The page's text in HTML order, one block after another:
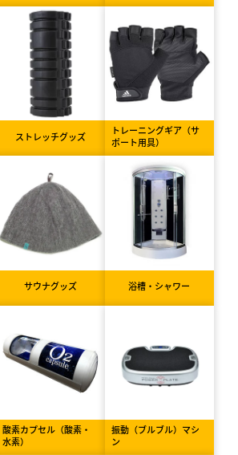
ストレッチグッズ
トレーニングギア（サ
ポート用具）
サウナグッズ 浴槽・シャワー
酸素カプセル（酸素・
水素）
振動（ブルブル）マシ
ン